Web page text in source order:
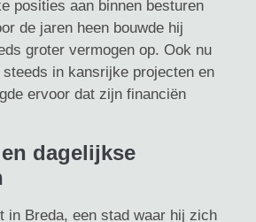
posities aan binnen besturen
de jaren heen bouwde hij
groter vermogen op. Ook nu
in kansrijke projecten en
ervoor dat zijn financiën
dagelijkse
in Breda, een stad waar hij zich